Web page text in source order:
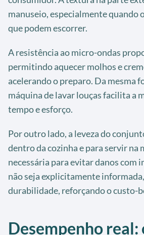
manuseio, especialmente quando
que podem escorrer.
A resistência ao micro-ondas
permitindo aquecer molhos e
acelerando o preparo. Da mesma
máquina de lavar louças facilita a
tempo e esforço.
Por outro lado, a leveza do
dentro da cozinha e para servir na
necessária para evitar danos com
não seja explicitamente
durabilidade, reforçando o custo-
Desempenho real: